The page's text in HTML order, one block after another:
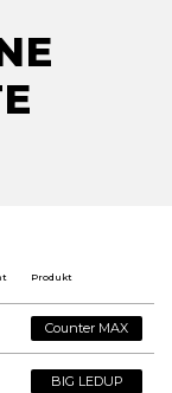
Produkt
Counter MAX
BIG LEDUP